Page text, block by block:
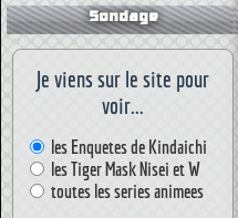
Sondage
Je viens sur le site pour
voir...
les Enquetes de Kindaichi
les Tiger Mask Nisei et W
toutes les series animees